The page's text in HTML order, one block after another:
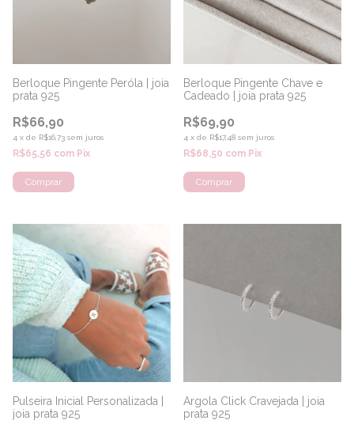
Berloque Pingente Peróla | joia
prata 925
R$66,90
4 x de R$16,73 sem juros
R$65,56 com Pix
Berloque Pingente Chave e
Cadeado | joia prata 925
R$69,90
4 x de R$17,48 sem juros
R$68,50 com Pix
Pulseira Inicial Personalizada |
joia prata 925
Argola Click Cravejada | joia
prata 925